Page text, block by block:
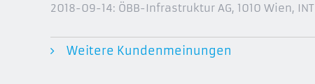
2018-09-14: ÖBB-Infrastruktur AG, 1010 Wien,
Weitere Kundenmeinungen